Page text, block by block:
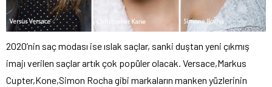
2020’nin saç modası ise ıslak saçlar, sanki duştan yeni çıkmış
imajı verilen saçlar artık çok popüler olacak. Versace,Markus
Cupter,Kone,Simon Rocha gibi markaların manken yüzlerinin